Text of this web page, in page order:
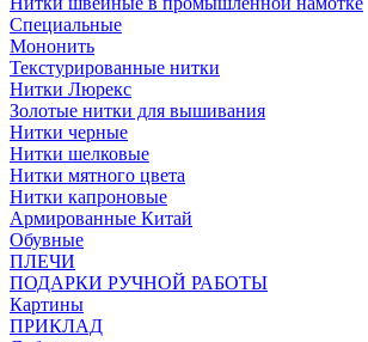
Специальные
Мононить
Текстурированные нитки
Нитки Люрекс
Золотые нитки для вышивания
Нитки черные
Нитки шелковые
Нитки мятного цвета
Нитки капроновые
Армированные Китай
Обувные
ПЛЕЧИ
ПОДАРКИ РУЧНОЙ РАБОТЫ
Картины
ПРИКЛАД